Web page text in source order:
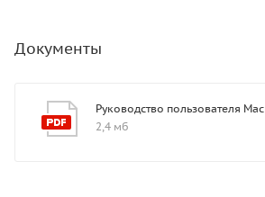
Документы
Руководство пользователя Mac
2,4 мб